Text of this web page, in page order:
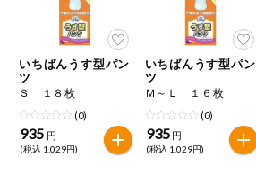
いちばんうす型パン
ツ
Ｓ １８枚
(0)
935 円
(税込 1,029円)
いちばんうす型パン
ツ
Ｍ～Ｌ １６枚
(0)
935 円
(税込 1,029円)